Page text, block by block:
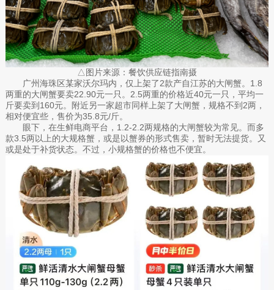
△图片来源：餐饮供应链指南摄
广州海珠区某家沃尔玛内，仅上架了2款产自江苏的大闸蟹。1.8
两重的大闸蟹要卖22.90元一只。2.5两重的价格近40元一只，平均一
斤要卖到160元。附近另一家超市同样上架了大闸蟹，规格不到2两，
相对便宜些，售价为35.8元/斤。
眼下，在生鲜电商平台，1.2-2.2两规格的大闸蟹较为常见。而多
款3.5两以上的大规格蟹，或是以蟹券的形式售卖，暂时无法提货。又
或是处于补货状态。不过，小规格蟹的价格也不便宜。